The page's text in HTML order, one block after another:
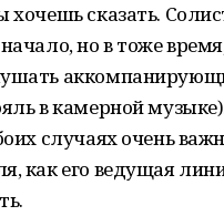
сказать.
но в тоже
в камерной
случаях очень
как его ведущая